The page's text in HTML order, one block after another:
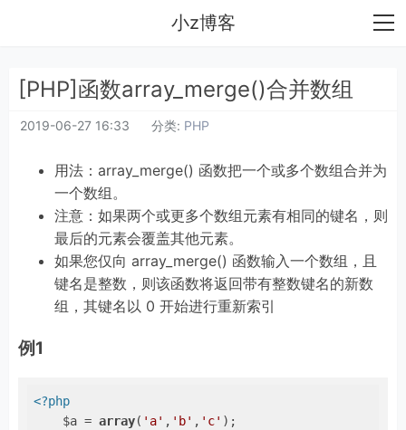
小z博客
[PHP]函数array_merge()合并数组
2019-06-27 16:33 分类: PHP
用法：array_merge() 函数把一个或多个数组合并为
一个数组。
注意：如果两个或更多个数组元素有相同的键名，则
最后的元素会覆盖其他元素。
如果您仅向 array_merge() 函数输入一个数组，且
键名是整数，则该函数将返回带有整数键名的新数
组，其键名以 0 开始进行重新索引
例1
<?php
    $a =
array( 'a' , 'b' , 'c' );